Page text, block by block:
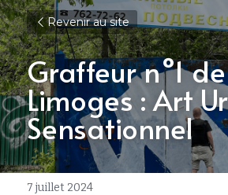
Revenir au site
Graffeur n°1 de
Limoges : Art
Sensationnel
7 juillet 2024